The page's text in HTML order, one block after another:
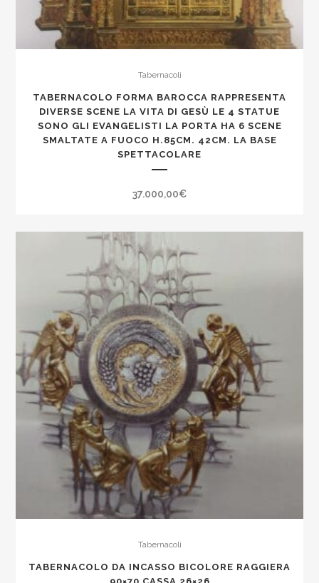
Tabernacoli
TABERNACOLO FORMA BAROCCA RAPPRESENTA
DIVERSE SCENE LA VITA DI GESÙ LE 4 STATUE
SONO GLI EVANGELISTI LA PORTA HA 6 SCENE
SMALTATE A FUOCO H.85CM. 42CM. LA BASE
SPETTACOLARE
37.000,00€
Tabernacoli
TABERNACOLO DA INCASSO BICOLORE RAGGIERA